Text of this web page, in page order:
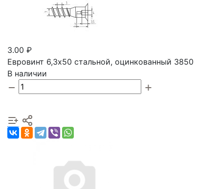
3.00 ₽
Евровинт 6,3х50 стальной, оцинкованный 3850
В наличии